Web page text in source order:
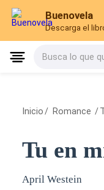
Buenovela
Descarga el
Busca lo que
Inicio / Romance /
Tu en
April Westein